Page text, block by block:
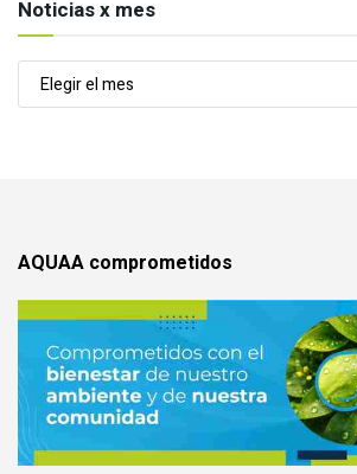
Noticias x mes
Noticias
AQUAA comprometidos